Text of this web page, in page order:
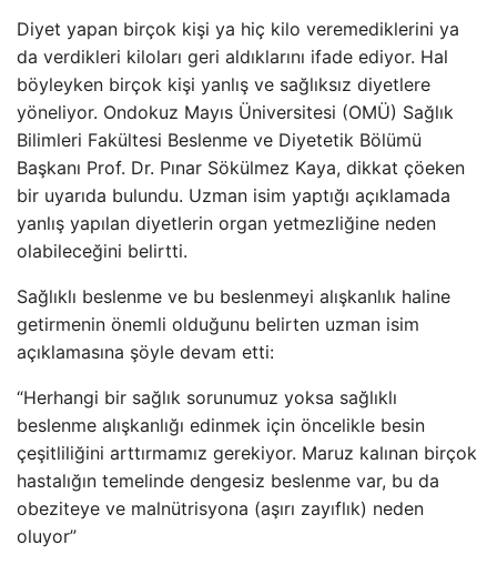
Diyet yapan birçok kişi ya hiç kilo veremediklerini ya
da verdikleri kiloları geri aldıklarını ifade ediyor. Hal
böyleyken birçok kişi yanlış ve sağlıksız diyetlere
yöneliyor. Ondokuz Mayıs Üniversitesi (OMÜ) Sağlık
Bilimleri Fakültesi Beslenme ve Diyetetik Bölümü
Başkanı Prof. Dr. Pınar Sökülmez Kaya, dikkat çöeken
bir uyarıda bulundu. Uzman isim yaptığı açıklamada
yanlış yapılan diyetlerin organ yetmezliğine neden
olabileceğini belirtti.
Sağlıklı beslenme ve bu beslenmeyi alışkanlık haline
getirmenin önemli olduğunu belirten uzman isim
açıklamasına şöyle devam etti:
“Herhangi bir sağlık sorunumuz yoksa sağlıklı
beslenme alışkanlığı edinmek için öncelikle besin
çeşitliliğini arttırmamız gerekiyor. Maruz kalınan birçok
hastalığın temelinde dengesiz beslenme var, bu da
obeziteye ve malnütrisyona (aşırı zayıflık) neden
oluyor”